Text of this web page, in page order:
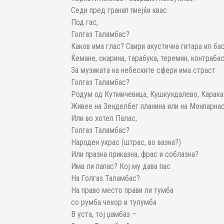
Седи пред гранап пиејќи квас
Под гас,
Голгаз Таламбас?
Каков има глас? Свири акустична гитара ил
Ќемане, окарина, тарабука, теремин,
За музиката на небеските сфери има страст
Голгаз Таламбас?
Родум од Кутмичевица, Кушкундалево,
Живее на Зенделбег планина или на
Или во хотел Палас,
Голгаз Таламбас?
Народен украс (штрас, во вазна?)
Или празна приказна, фрас и соблазна?
Има ли папас? Кој му дава пас
На Голгаз Таламбас?
На право место прави ли тумба
со румба чекор и тулумба
В уста, тој џамбаз –